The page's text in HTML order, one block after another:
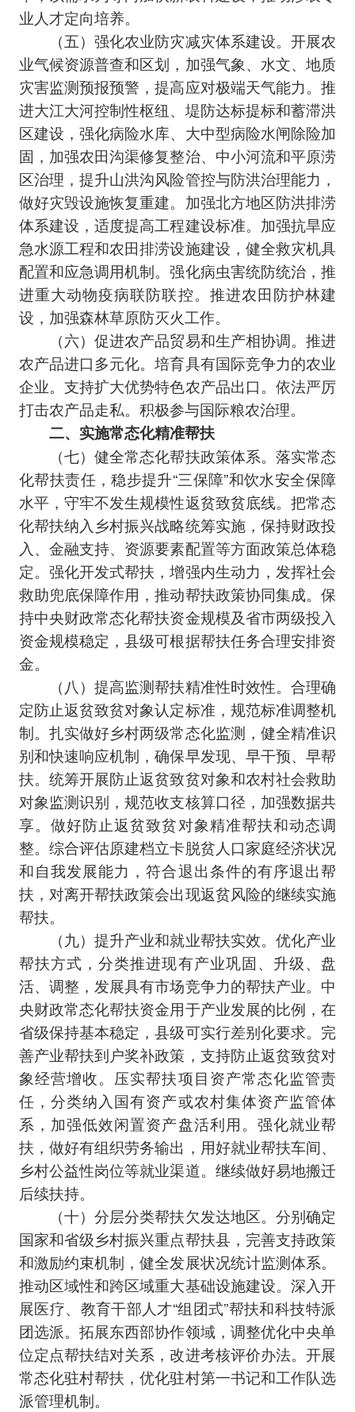
业人才定向培养。
（五）强化农业防灾减灾体系建设。开展农
业气候资源普查和区划，加强气象、水文、地质
灾害监测预报预警，提高应对极端天气能力。推
进大江大河控制性枢纽、堤防达标提标和蓄滞洪
区建设，强化病险水库、大中型病险水闸除险加
固，加强农田沟渠修复整治、中小河流和平原涝
区治理，提升山洪沟风险管控与防洪治理能力，
做好灾毁设施恢复重建。加强北方地区防洪排涝
体系建设，适度提高工程建设标准。加强抗旱应
急水源工程和农田排涝设施建设，健全救灾机具
配置和应急调用机制。强化病虫害统防统治，推
进重大动物疫病联防联控。推进农田防护林建
设，加强森林草原防灭火工作。
（六）促进农产品贸易和生产相协调。推进
农产品进口多元化。培育具有国际竞争力的农业
企业。支持扩大优势特色农产品出口。依法严厉
打击农产品走私。积极参与国际粮农治理。
二、实施常态化精准帮扶
（七）健全常态化帮扶政策体系。落实常态
化帮扶责任，稳步提升“三保障”和饮水安全保障
水平，守牢不发生规模性返贫致贫底线。把常态
化帮扶纳入乡村振兴战略统筹实施，保持财政投
入、金融支持、资源要素配置等方面政策总体稳
定。强化开发式帮扶，增强内生动力，发挥社会
救助兜底保障作用，推动帮扶政策协同集成。保
持中央财政常态化帮扶资金规模及省市两级投入
资金规模稳定，县级可根据帮扶任务合理安排资
金。
（八）提高监测帮扶精准性时效性。合理确
定防止返贫致贫对象认定标准，规范标准调整机
制。扎实做好乡村两级常态化监测，健全精准识
别和快速响应机制，确保早发现、早干预、早帮
扶。统筹开展防止返贫致贫对象和农村社会救助
对象监测识别，规范收支核算口径，加强数据共
享。做好防止返贫致贫对象精准帮扶和动态调
整。综合评估原建档立卡脱贫人口家庭经济状况
和自我发展能力，符合退出条件的有序退出帮
扶，对离开帮扶政策会出现返贫风险的继续实施
帮扶。
（九）提升产业和就业帮扶实效。优化产业
帮扶方式，分类推进现有产业巩固、升级、盘
活、调整，发展具有市场竞争力的帮扶产业。中
央财政常态化帮扶资金用于产业发展的比例，在
省级保持基本稳定，县级可实行差别化要求。完
善产业帮扶到户奖补政策，支持防止返贫致贫对
象经营增收。压实帮扶项目资产常态化监管责
任，分类纳入国有资产或农村集体资产监管体
系，加强低效闲置资产盘活利用。强化就业帮
扶，做好有组织劳务输出，用好就业帮扶车间、
乡村公益性岗位等就业渠道。继续做好易地搬迁
后续扶持。
（十）分层分类帮扶欠发达地区。分别确定
国家和省级乡村振兴重点帮扶县，完善支持政策
和激励约束机制，健全发展状况统计监测体系。
推动区域性和跨区域重大基础设施建设。深入开
展医疗、教育干部人才“组团式”帮扶和科技特派
团选派。拓展东西部协作领域，调整优化中央单
位定点帮扶结对关系，改进考核评价办法。开展
常态化驻村帮扶，优化驻村第一书记和工作队选
派管理机制。